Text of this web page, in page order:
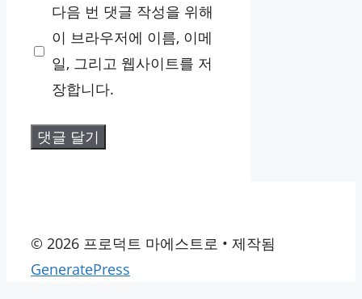
트
다음 번 댓글 작성을 위해
이 브라우저에 이름, 이메
일, 그리고 웹사이트를 저
장합니다.
© 2026 프로덕트 마에스트로 • 제작됨
GeneratePress